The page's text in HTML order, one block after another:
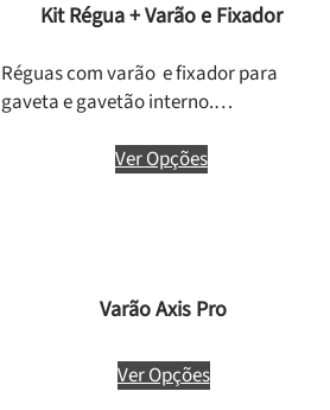
Kit Régua + Varão e Fixador
Réguas com varão e fixador para
gaveta e gavetão interno.…
Ver Opções
Varão Axis Pro
Ver Opções